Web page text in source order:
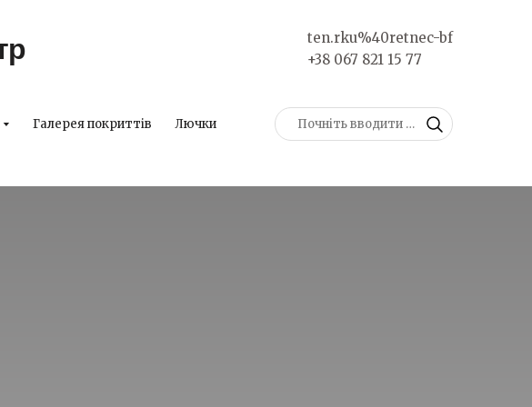
ten.rku%40retnec-bf
+38 067 821 15 77
Галерея покриттів Лючки